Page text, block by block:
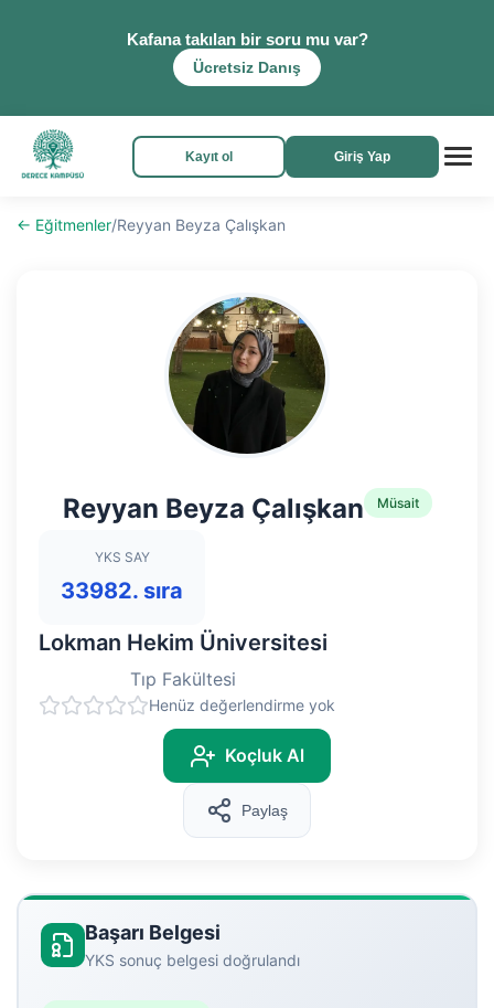
Kafana takılan bir soru mu var?
Ücretsiz Danış
Kayıt ol Giriş Yap
← Eğitmenler/Reyyan Beyza Çalışkan
Reyyan Beyza Çalışkan Müsait
YKS SAY
33982. sıra
Lokman Hekim Üniversitesi
Tıp Fakültesi
Henüz değerlendirme yok
Koçluk Al
Paylaş
Başarı Belgesi
YKS sonuç belgesi doğrulandı